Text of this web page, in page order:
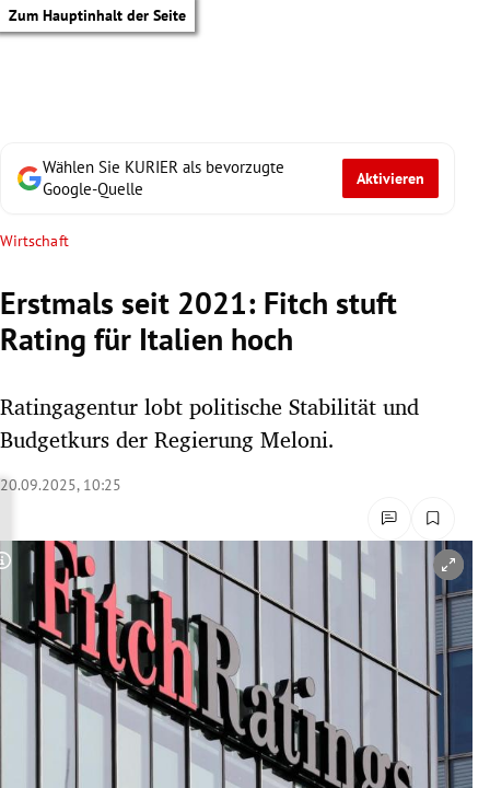
Zum Hauptinhalt der Seite
Untermenü
Untermenü
Untermenü
Untermenü
Wählen Sie KURIER als bevorzugte
Google-Quelle
Aktivieren
Wirtschaft
Erstmals seit 2021: Fitch stuft
Rating für Italien hoch
Ratingagentur lobt politische Stabilität und
Budgetkurs der Regierung Meloni.
20.09.2025, 10:25
Copyright-Hinweis öffnen/schließen